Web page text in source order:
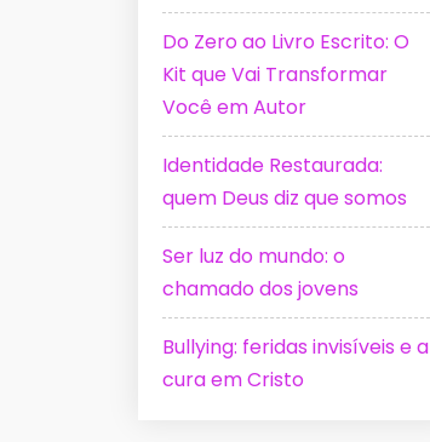
Do Zero ao Livro Escrito: O
Kit que Vai Transformar
Você em Autor
Identidade Restaurada:
quem Deus diz que somos
Ser luz do mundo: o
chamado dos jovens
Bullying: feridas invisíveis e a
cura em Cristo